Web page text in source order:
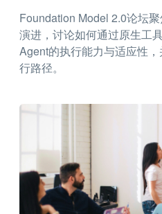
Foundation Model 2.0论坛
演进，讨论如何通过原生工
Agent的执行能力与适应性
行路径。